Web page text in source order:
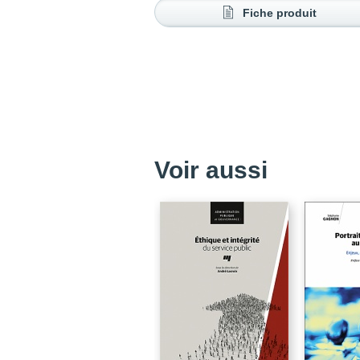
Fiche produit
Voir aussi